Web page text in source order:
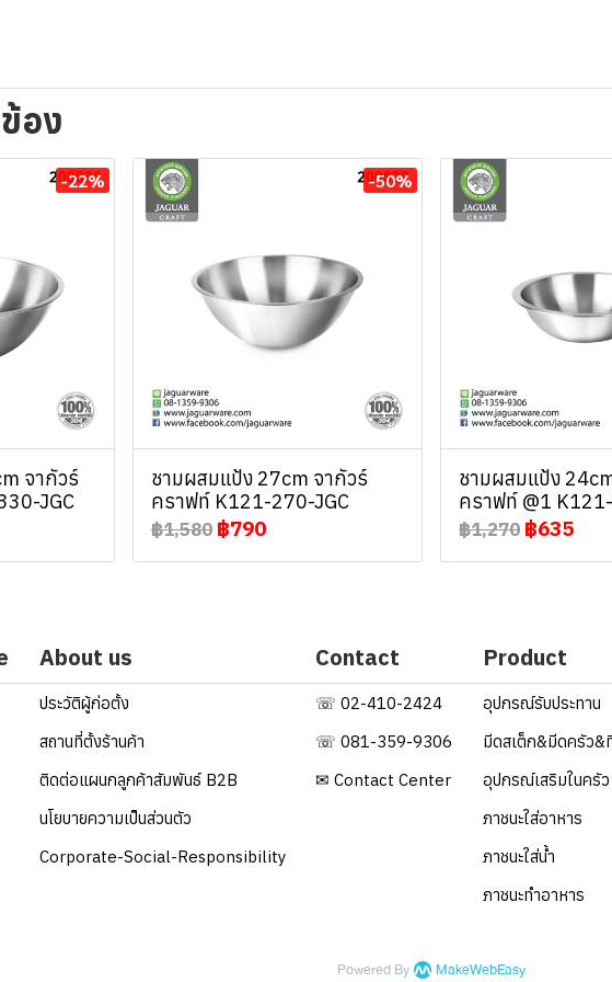
อง
-22%
จากัวร์
JGC
-50%
ชามผสมแป้ง 27cm จากัวร์
คราฟท์ K121-270-JGC
฿1,580 ฿790
ชามผสมแป้ง
คราฟท์ @1
฿1,270 ฿635
About us
ประวัติผู้ก่อตั้ง
สถานที่ตั้งร้านค้า
ติดต่อแผนกลูกค้าสัมพันธ์ B2B
นโยบายความเป็นส่วนตัว
Corporate-Social-Responsibility
Contact
☏ 02-410-2424
☏ 081-359-9306
✉ Contact Center
Product
อุปกรณ์รับประทาน
มีดสเต็ก&มีดครัว&
อุปกรณ์เสริมในครัว
ภาชนะใส่อาหาร
ภาชนะใส่น้ำ
ภาชนะทำอาหาร
Powered By MakeWebEasy